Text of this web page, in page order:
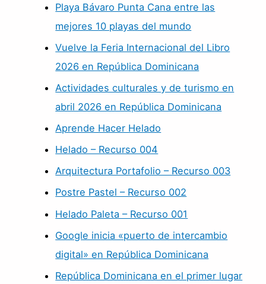
Playa Bávaro Punta Cana entre las
mejores 10 playas del mundo
Vuelve la Feria Internacional del Libro
2026 en República Dominicana
Actividades culturales y de turismo en
abril 2026 en República Dominicana
Aprende Hacer Helado
Helado – Recurso 004
Arquitectura Portafolio – Recurso 003
Postre Pastel – Recurso 002
Helado Paleta – Recurso 001
Google inicia «puerto de intercambio
digital» en República Dominicana
República Dominicana en el primer lugar